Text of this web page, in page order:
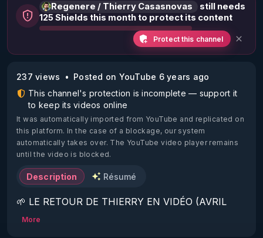
Regenere / Thierry Casasnovas
still needs
125 Shields this month to protect its content
Protect this channel
237 views
Posted on YouTube 6 years ago
This channel's protection is incomplete — support it
to keep its videos online
It was automatically imported from YouTube and replicated on
this platform. In the case of a blockage, our system
automatically takes over. The YouTube video player remains
until the video is blocked.
Description Résumé
🌱 LE RETOUR DE THIERRY EN VIDÉO (AVRIL
2022)!
More